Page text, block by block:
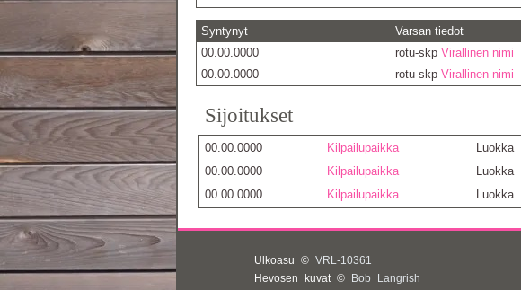
Syntynyt Varsan tiedot
00.00.0000
rotu-skp Virallinen nimi
00.00.0000
rotu-skp Virallinen nimi
Sijoitukset
00.00.0000 Kilpailupaikka Luokka
00.00.0000
Kilpailupaikka Luokka
00.00.0000
Kilpailupaikka Luokka
Ulkoasu © VRL-10361
Hevosen kuvat ©
Bob Langrish